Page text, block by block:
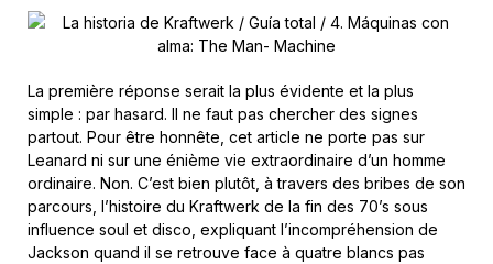
La première réponse serait la plus évidente et la plus
simple : par hasard. Il ne faut pas chercher des signes
partout. Pour être honnête, cet article ne porte pas sur
Leanard ni sur une énième vie extraordinaire d’un homme
ordinaire. Non. C’est bien plutôt, à travers des bribes de son
parcours, l’histoire du Kraftwerk de la fin des 70’s sous
influence soul et disco, expliquant l’incompréhension de
Jackson quand il se retrouve face à quatre blancs pas